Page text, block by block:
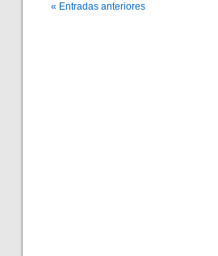
« Entradas anteriores